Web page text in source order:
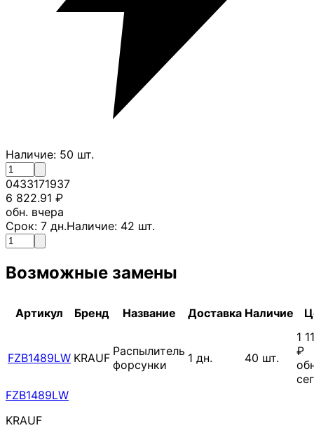
Наличие: 50 шт.
0433171937
6 822.91 ₽
обн. вчера
Срок: 7 дн.Наличие: 42 шт.
Возможные замены
Артикул Бренд Название Доставка Наличие
FZB1489LW KRAUF Распылитель
форсунки
1 дн. 40 шт.
1
₽
FZB1489LW
KRAUF